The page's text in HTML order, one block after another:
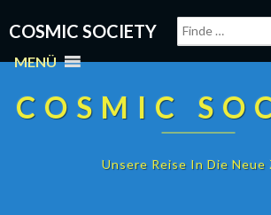
COSMIC SOCIETY
MENÜ
COSMIC
Unsere Reise In Die Neue